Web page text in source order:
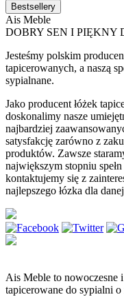
Bestsellery
Ais Meble
DOBRY SEN I PIĘKNY
Jesteśmy polskim
tapicerowanych, a naszą
sypialnane.
Jako producent łóżek
doskonalimy nasze
najbardziej
satysfakcję zarówno z
produktów. Zawsze
największym stopniu
kontaktujemy się z
najlepszego łózka dla
Ais Meble to nowoczesne
tapicerowane do sypialni